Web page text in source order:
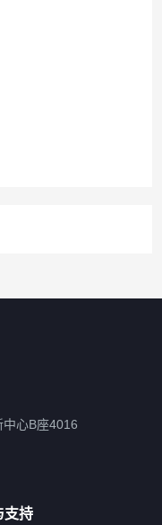
心B座4016
支持